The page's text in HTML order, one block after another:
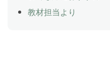
教材担当より